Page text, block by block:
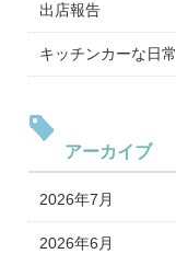
出店報告
キッチンカーな日常
アーカイブ
2026年7月
2026年6月